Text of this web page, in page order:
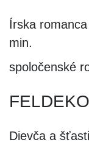
Írska
min.
spoločenské
Dievča a